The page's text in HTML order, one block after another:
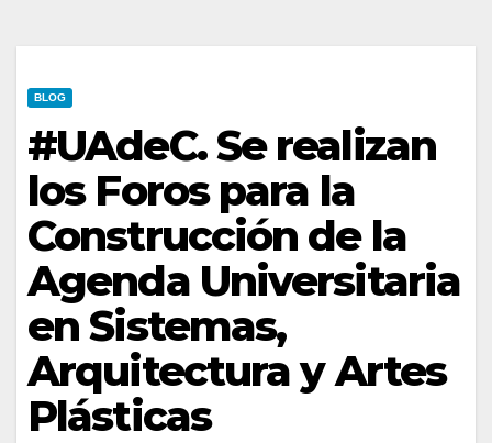
BLOG
#UAdeC. Se realizan
los Foros para la
Construcción de la
Agenda Universitaria
en Sistemas,
Arquitectura y Artes
Plásticas